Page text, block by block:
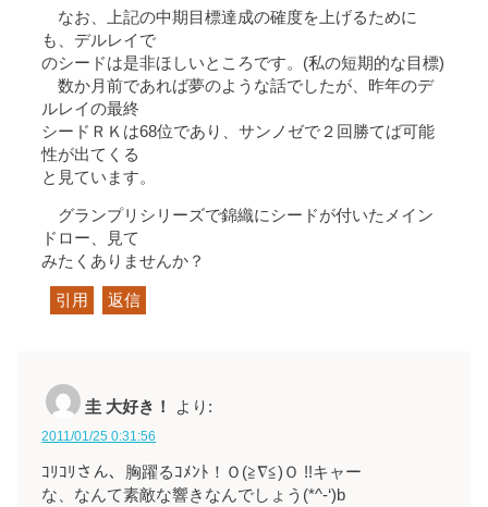
なお、上記の中期目標達成の確度を上げるために
も、デルレイで
のシードは是非ほしいところです。(私の短期的な目標)
数か月前であれば夢のような話でしたが、昨年のデ
ルレイの最終
シードＲＫは68位であり、サンノゼで２回勝てば可能
性が出てくる
と見ています。
グランプリシリーズで錦織にシードが付いたメイン
ドロー、見て
みたくありませんか？
引用 返信
圭 大好き！ より:
2011/01/25 0:31:56
ｺﾘｺﾘさん、胸躍るｺﾒﾝﾄ！Ｏ(≧∇≦)Ｏ !!キャー
な、なんて素敵な響きなんでしょう(*^-‘)b